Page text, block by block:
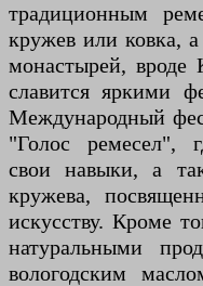
традиционным
кружев или ковка,
монастырей, вроде
славится яркими
Международный
"Голос ремесел",
свои навыки, а
кружева,
искусству. Кроме
натуральными
вологодским